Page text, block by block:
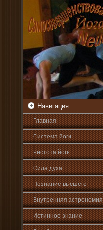
Навигация
Главная
Система йоги
Чистота йоги
Сила духа
Познани­е высшего
Внутренняя астрοномия
Истинное знани­е